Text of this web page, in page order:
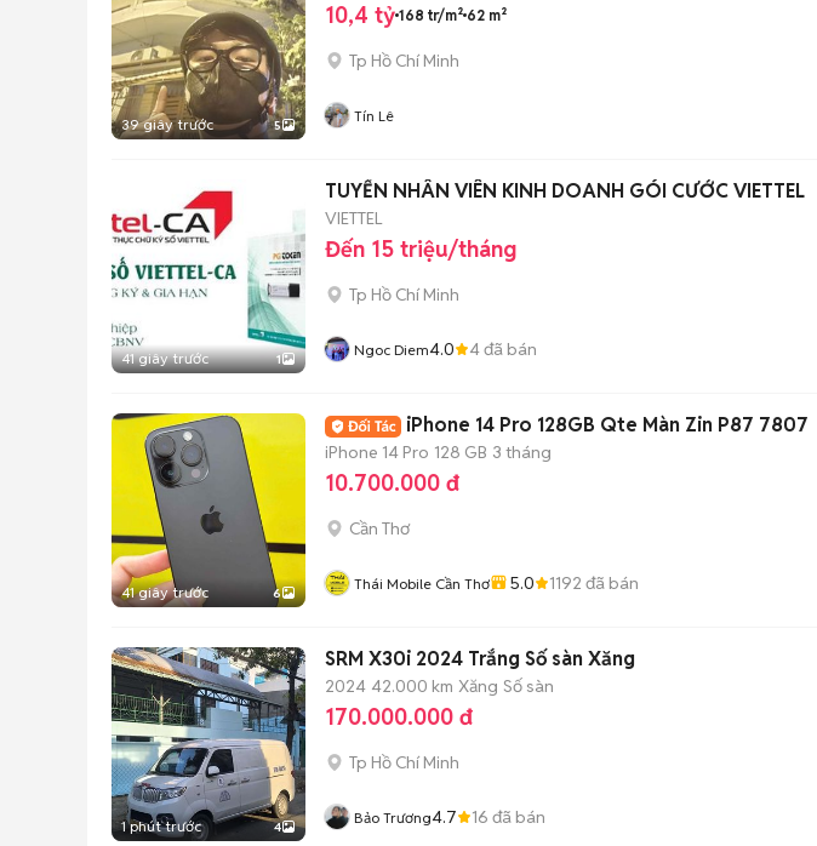
39 giây trước 5
10,4 tỷ 168 tr/m² 62 m²
Tp Hồ Chí Minh
Tín Lê
41 giây trước 1
TUYỂN NHÂN VIÊN KINH DOANH GÓI CƯỚC VIETTEL
VIETTEL
Đến 15 triệu/tháng
Tp Hồ Chí Minh
Ngoc Diem4.0 4đã bán
41 giây trước 6
iPhone 14 Pro 128GB Qte Màn Zin P87 7807
iPhone 14 Pro 128 GB 3 tháng
10.700.000 đ
Cần Thơ
Thái Mobile Cần Thơ 5.0 1192 đã bán
1 phút trước 4
SRM X30i 2024 Trắng Số sàn Xăng
2024 42.000 km Xăng Số sàn
170.000.000 đ
Tp Hồ Chí Minh
Bảo Trương4.7 16 đã bán